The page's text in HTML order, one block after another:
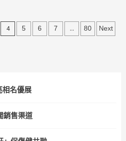
4 5 6 7 ... 80 Next
相名優展
銷售渠道